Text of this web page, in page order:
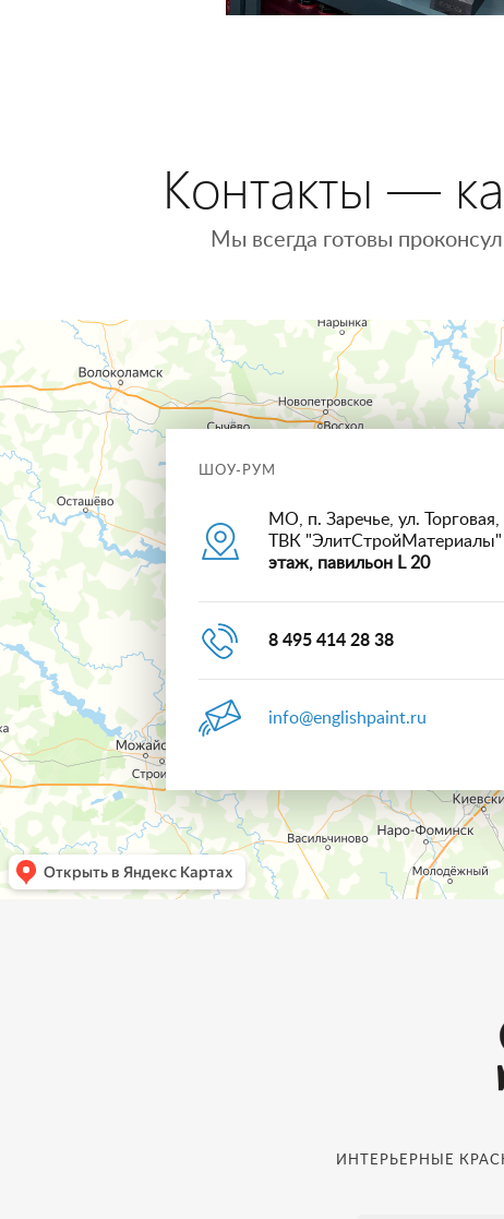
Контакты —
Мы всегда готовы
ШОУ-РУМ
МО, п. Заречье, ул. Торговая,
ТВК "ЭлитСтройМатериалы"
этаж, павильон L 20
8 495 414 28 38
info@englishpaint.ru
ИНТЕРЬЕРНЫЕ